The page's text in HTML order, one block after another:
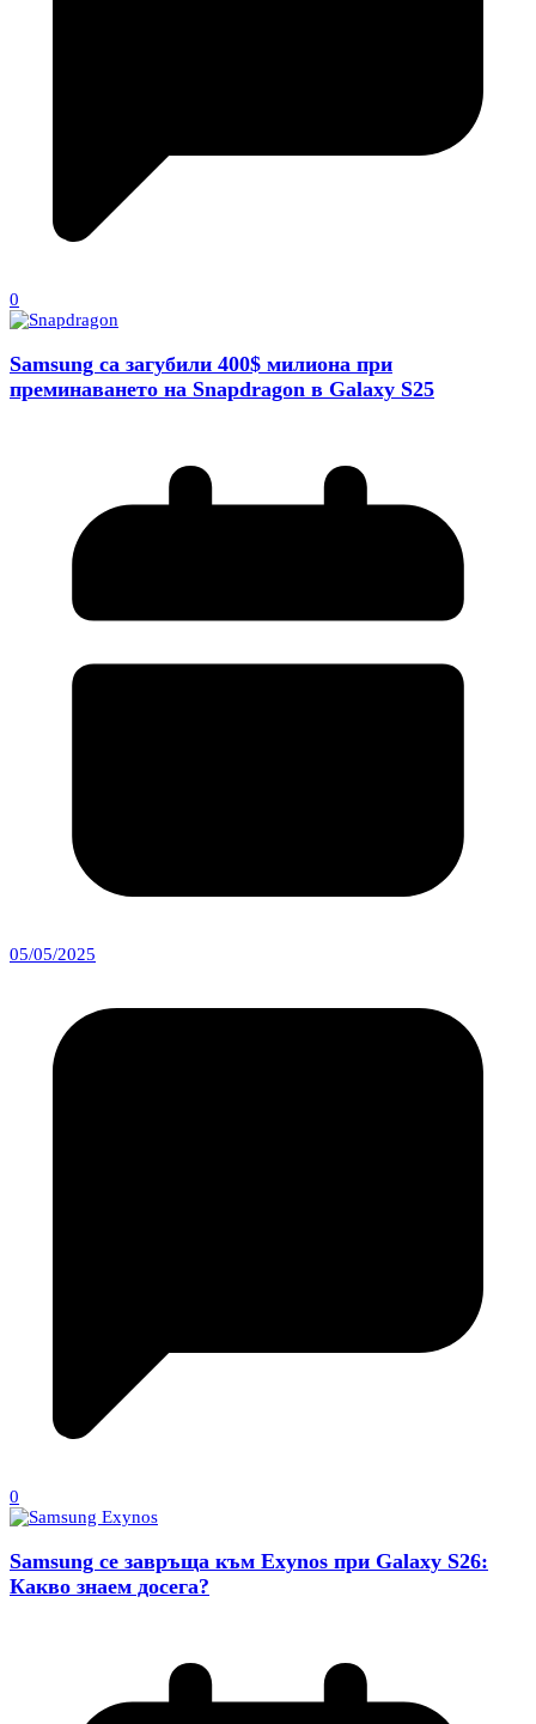
0
Samsung са загубили 400$ милиона при
преминаването на Snapdragon в Galaxy S25
05/05/2025
0
Samsung се завръща към Exynos при Galaxy S26:
Какво знаем досега?